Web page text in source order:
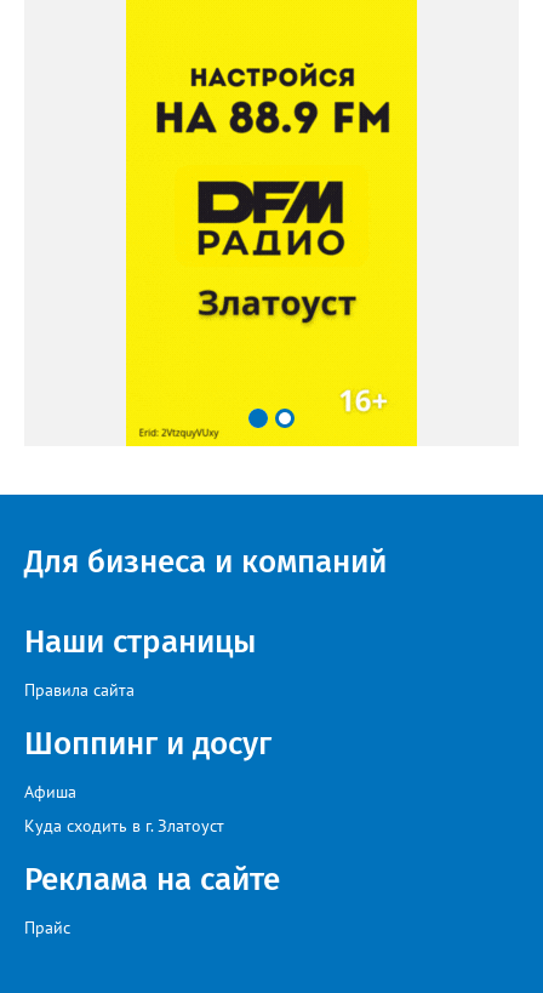
Для бизнеса и компаний
Наши страницы
Правила сайта
Шоппинг и досуг
Афиша
Куда сходить в г. Златоуст
Реклама на сайте
Прайс